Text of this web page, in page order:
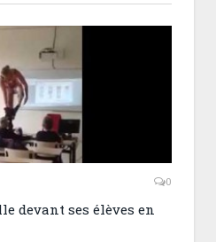
0
devant ses élèves en